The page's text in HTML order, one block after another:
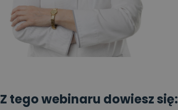
Z tego webinaru dowiesz się: